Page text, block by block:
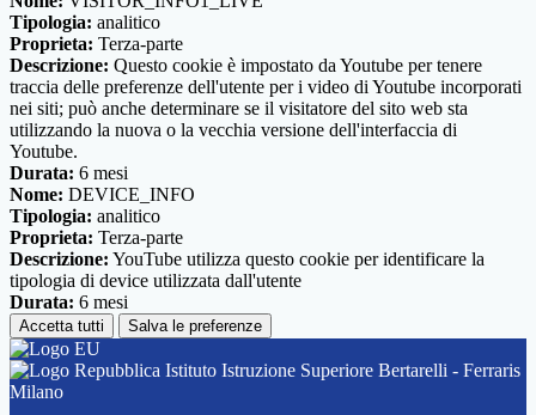
Tipologia: analitico
Proprieta: Terza-parte
Descrizione: Questo cookie è impostato da Youtube per tenere
traccia delle preferenze dell'utente per i video di Youtube incorporati
nei siti; può anche determinare se il visitatore del sito web sta
utilizzando la nuova o la vecchia versione dell'interfaccia di
Youtube.
Durata: 6 mesi
Nome: DEVICE_INFO
Tipologia: analitico
Proprieta: Terza-parte
Descrizione: YouTube utilizza questo cookie per identificare la
tipologia di device utilizzata dall'utente
Durata: 6 mesi
Accetta tutti Salva le preferenze
Istituto Istruzione Superiore Bertarelli - Ferraris
Milano